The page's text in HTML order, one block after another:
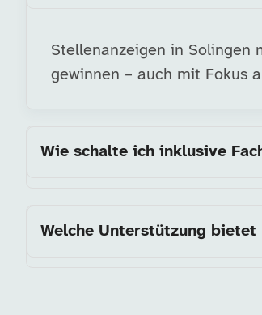
Stellenanzeigen in Solingen
gewinnen – auch mit Fokus
Wie schalte ich inklusive
Welche Unterstützung bietet